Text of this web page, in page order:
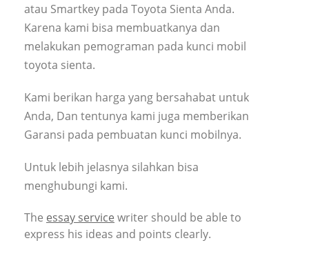
atau Smartkey pada Toyota Sienta Anda.
Karena kami bisa membuatkanya dan
melakukan pemograman pada kunci mobil
toyota sienta.
Kami berikan harga yang bersahabat untuk
Anda, Dan tentunya kami juga memberikan
Garansi pada pembuatan kunci mobilnya.
Untuk lebih jelasnya silahkan bisa
menghubungi kami.
The essay service writer should be able to
express his ideas and points clearly.